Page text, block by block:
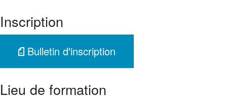
Inscription
Bulletin d'inscription
Lieu de formation